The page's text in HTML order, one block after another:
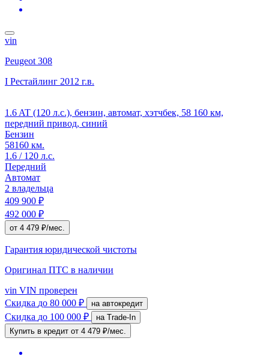
vin
Peugeot 308
I Рестайлинг 2012 г.в.
1.6 AT (120 л.с.), бензин, автомат, хэтчбек, 58 160 км,
передний привод, синий
Бензин
58160 км.
1.6 / 120 л.с.
Передний
Автомат
2 владельца
409 900 ₽
492 000 ₽
от 4 479 ₽/мес.
Гарантия юридической чистоты
Оригинал ПТС в наличии
vin VIN проверен
Скидка до 80 000 ₽ на автокредит
Скидка до 100 000 ₽
на Trade-In
Купить в кредит от 4 479 ₽/мес.